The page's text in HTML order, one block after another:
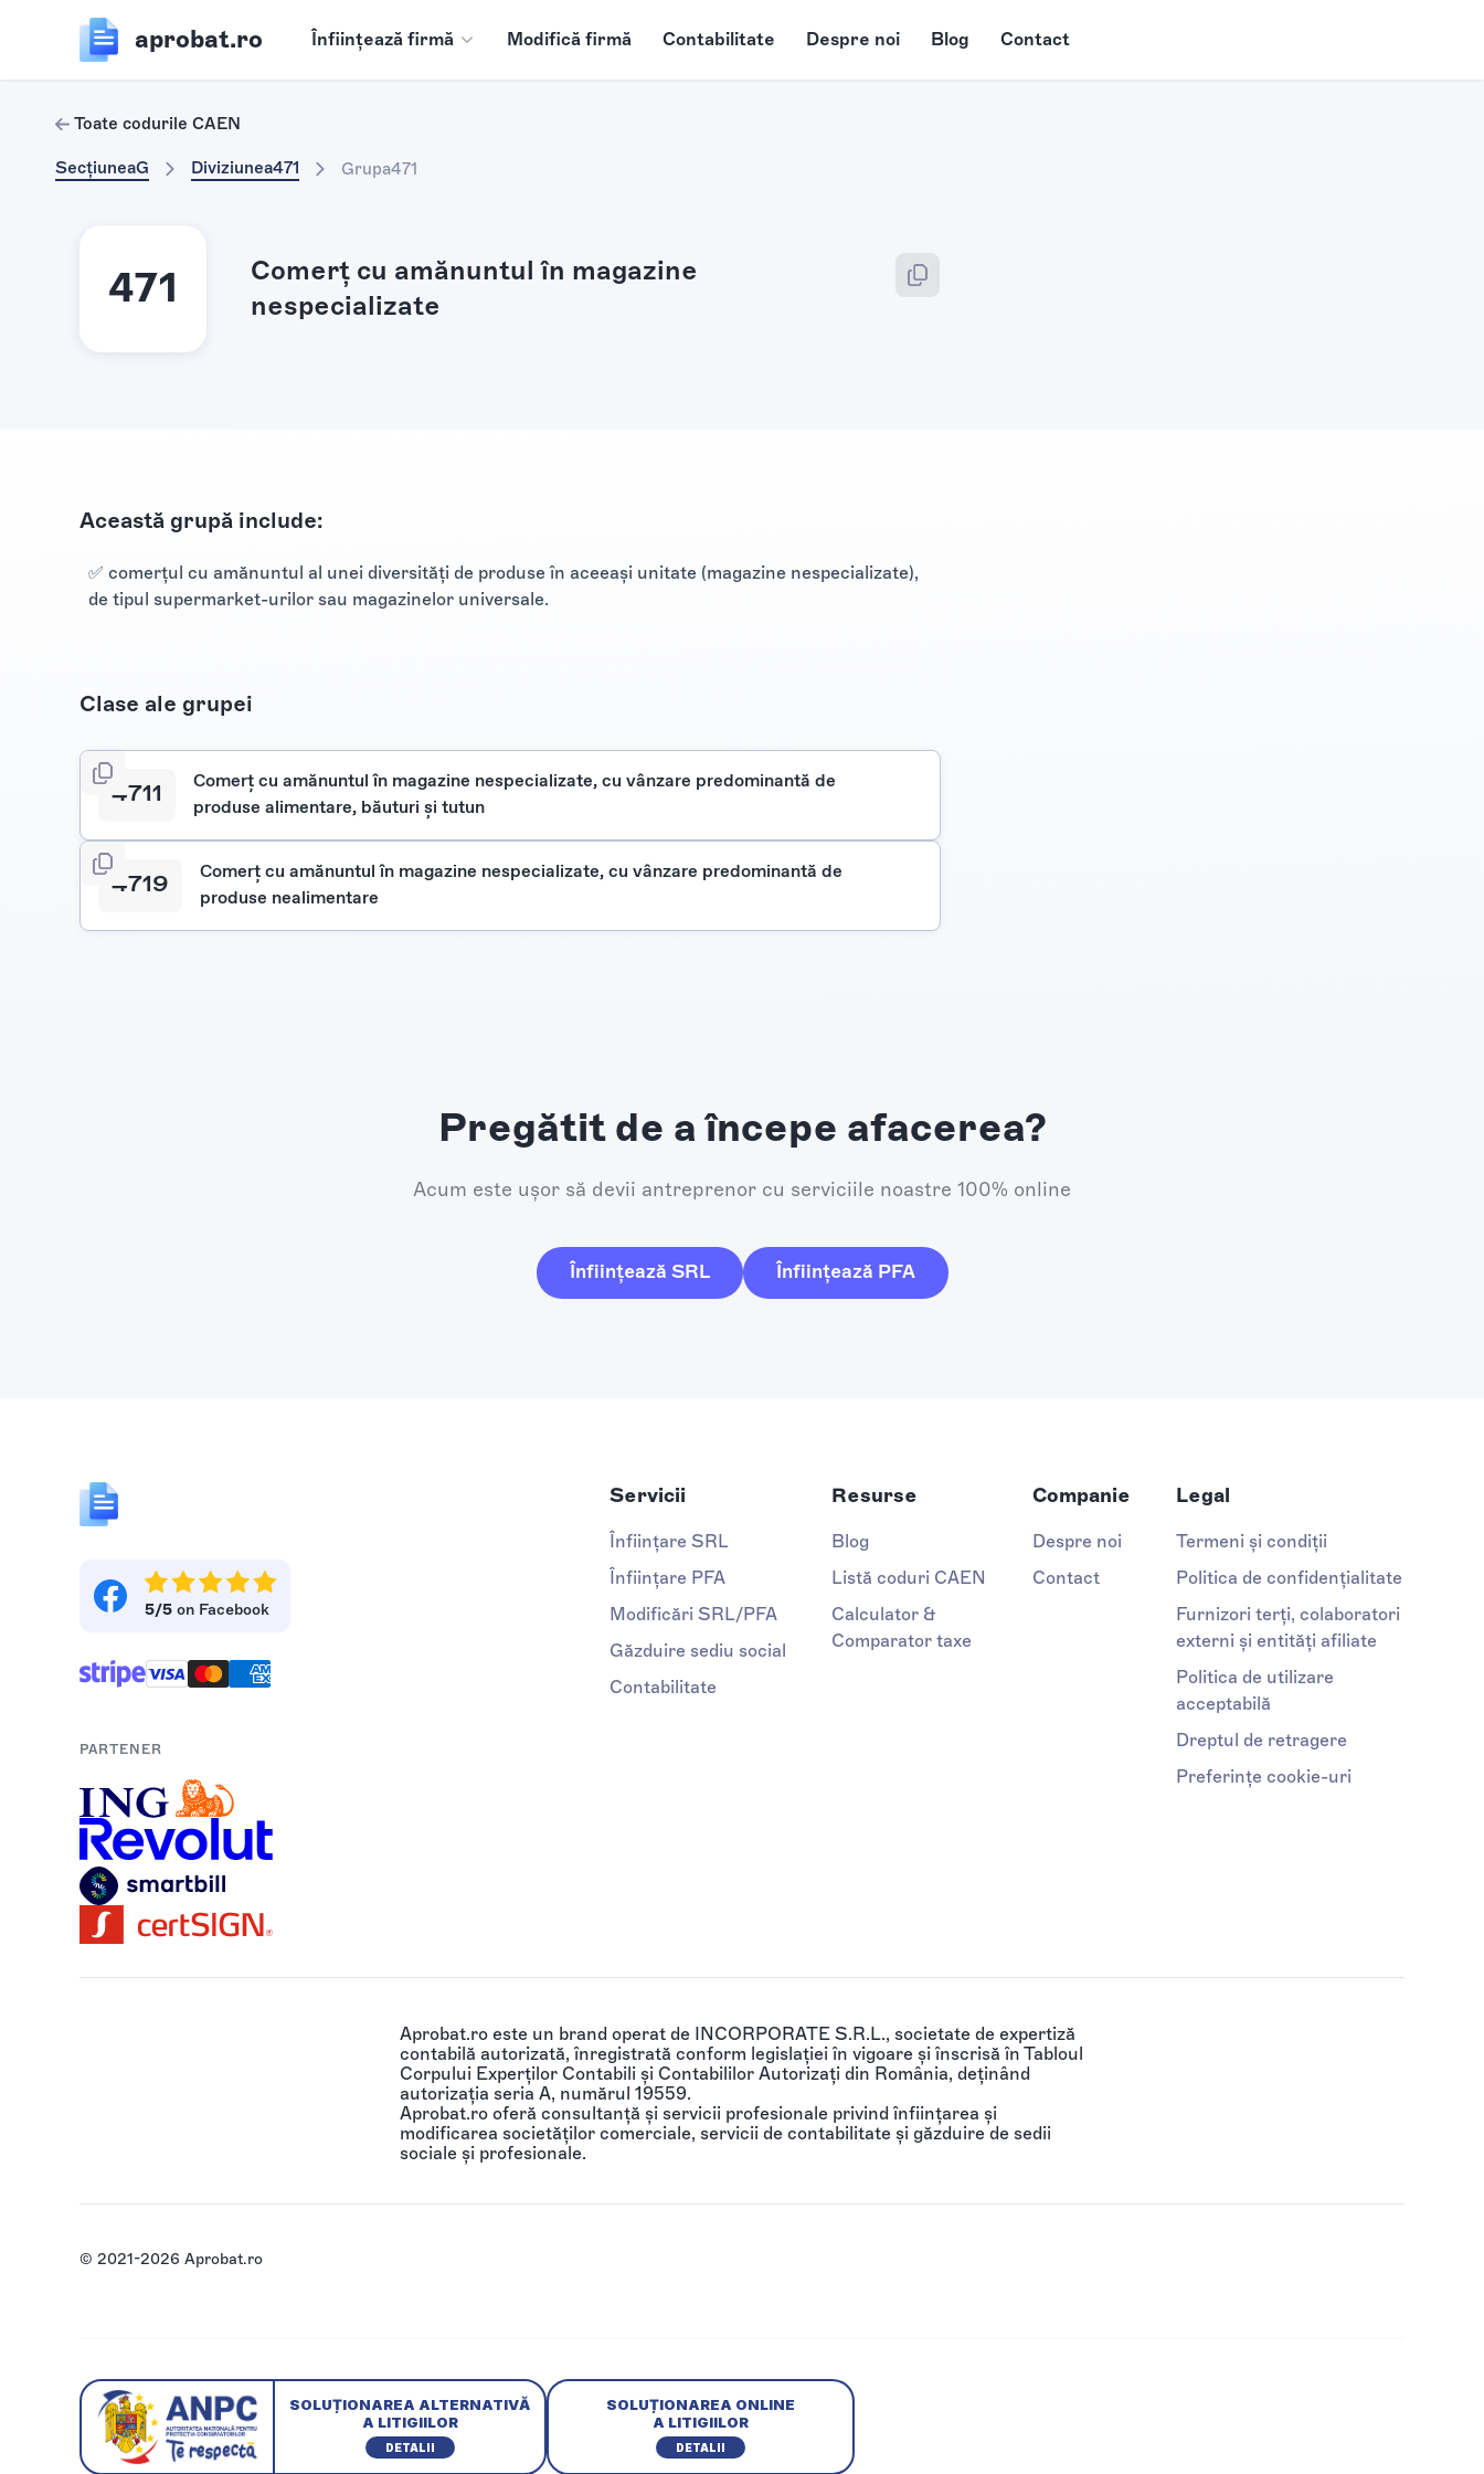
aprobat.ro Înființează firmă Modifică firmă Contabilitate Despre noi Blog Contact
Toate codurile CAEN
SecțiuneaG Diviziunea471 Grupa471
471
Comerţ cu amănuntul în magazine
nespecializate
Această grupă include:
✅ comerţul cu amănuntul al unei diversităţi de produse în aceeaşi unitate (magazine nespecializate),
de tipul supermarket-urilor sau magazinelor universale.
Clase ale grupei
4711
Comerţ cu amănuntul în magazine nespecializate, cu vânzare predominantă de
produse alimentare, băuturi şi tutun
4719
Comerţ cu amănuntul în magazine nespecializate, cu vânzare predominantă de
produse nealimentare
Pregătit de a începe afacerea?
Acum este ușor să devii antreprenor cu serviciile noastre 100% online
Înființează SRL Înființează PFA
5/5 on Facebook
PARTENER
Servicii
Înființare SRL
Înființare PFA
Modificări SRL/PFA
Găzduire sediu social
Contabilitate
Resurse
Blog
Listă coduri CAEN
Calculator &
Comparator taxe
Companie
Despre noi
Contact
Legal
Termeni și condiții
Politica de confidențialitate
Furnizori terți, colaboratori
externi și entități afiliate
Politica de utilizare
acceptabilă
Dreptul de retragere
Preferințe cookie-uri
Aprobat.ro este un brand operat de INCORPORATE S.R.L., societate de expertiză
contabilă autorizată, înregistrată conform legislației în vigoare și înscrisă în Tabloul
Corpului Experților Contabili și Contabililor Autorizați din România, deținând
autorizația seria A, numărul 19559.
Aprobat.ro oferă consultanță și servicii profesionale privind înființarea și
modificarea societăților comerciale, servicii de contabilitate și găzduire de sedii
sociale și profesionale.
© 2021-2026 Aprobat.ro
SOLUȚIONAREA ALTERNATIVĂ
A LITIGIILOR
DETALII
SOLUȚIONAREA ONLINE
A LITIGIILOR
DETALII